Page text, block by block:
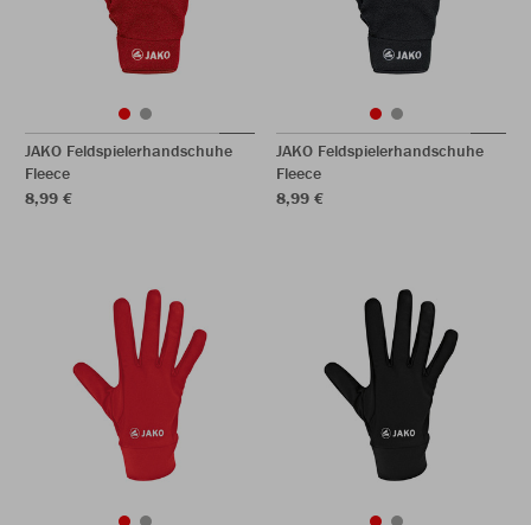
JAKO Feldspielerhandschuhe
Fleece
8,99 €
JAKO Feldspielerhandschuhe
Fleece
8,99 €